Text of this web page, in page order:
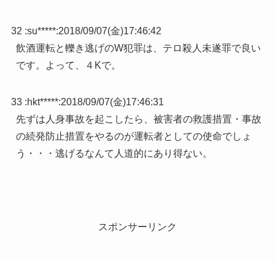
32 :su*****:2018/09/07(金)17:46:42
飲酒運転と轢き逃げのW犯罪は、テロ殺人未遂罪で良い
です。よって、４Kで。
33 :hkt*****:2018/09/07(金)17:46:31
先ずは人身事故を起こしたら、被害者の救護措置・事故
の続発防止措置をやるのが運転者としての使命でしょ
う・・・逃げるなんて人道的にあり得ない。
スポンサーリンク